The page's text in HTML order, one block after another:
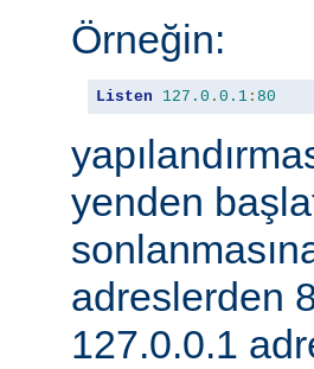
Örneğin:
Listen 127.0 . 0.1 : 80
yenden
adreslerden
127.0.0.1